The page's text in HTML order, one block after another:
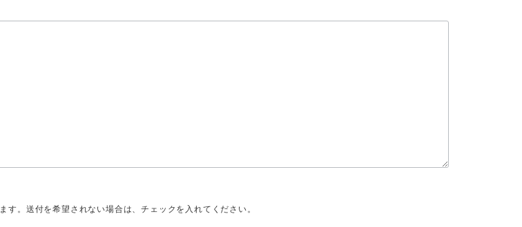
。送付を希望されない場合は、チェックを入れてください。